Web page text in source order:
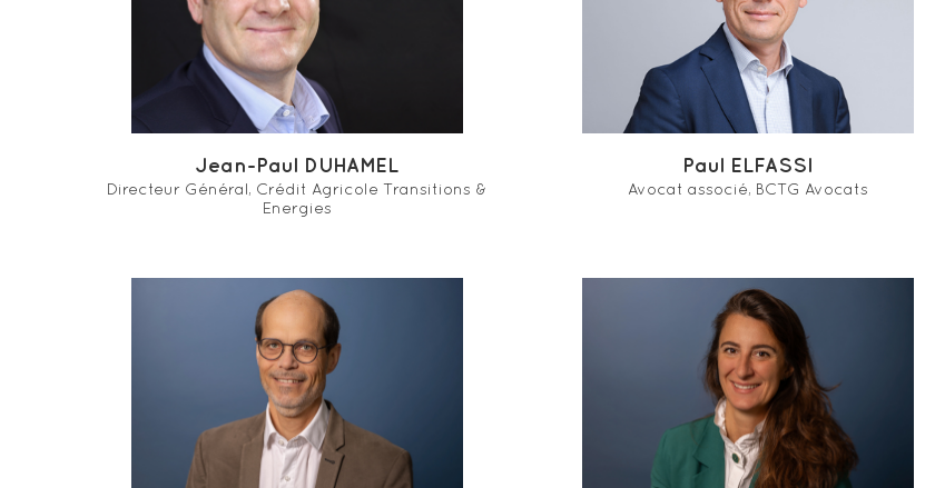
Jean-Paul DUHAMEL
Directeur Général, Crédit Agricole Transitions &
Energies
Paul ELFASSI
Avocat associé, BCTG Avocats